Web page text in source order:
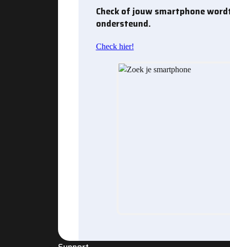
Check of jouw smartphone
ondersteund.
Check hier!